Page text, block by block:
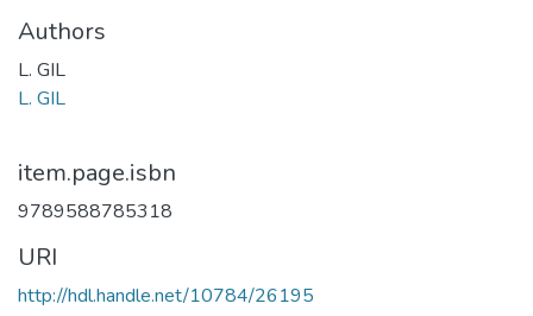
Authors
L. GIL
L. GIL
item.page.isbn
9789588785318
URI
http://hdl.handle.net/10784/26195